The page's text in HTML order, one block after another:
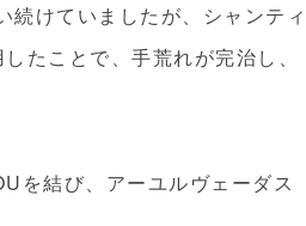
けていましたが、シャンティ
たことで、手荒れが完治し、
を結び、アーユルヴェーダス